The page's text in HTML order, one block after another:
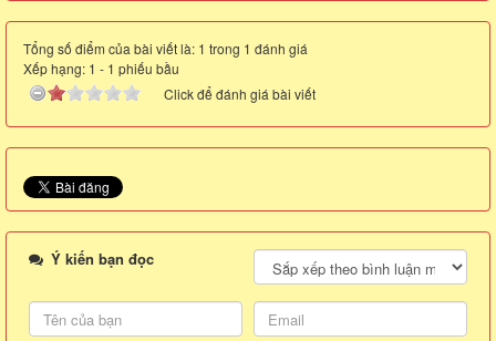
Tổng số điểm của bài viết là: 1 trong 1 đánh giá
Xếp hạng: 1 - 1 phiếu bầu
Click để đánh giá bài viết
Ý kiến bạn đọc